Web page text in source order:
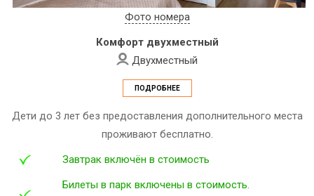
Фото номера
Комфорт двухместный
Двухместный
ПОДРОБНЕЕ
Дети до 3 лет без предоставления дополнительного места
проживают бесплатно.
Завтрак включён в стоимость
Билеты в парк включены в стоимость.